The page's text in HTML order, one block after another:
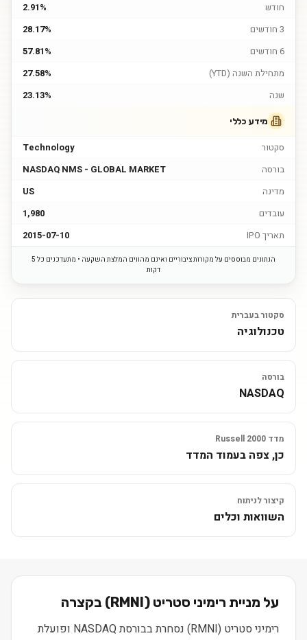
חודש
2.91%
3 חודשים
28.17%
6 חודשים
57.81%
מתחילת השנה (YTD)
27.58%
שנה
23.13%
מידע כללי
סקטור
Technology
בורסה
NASDAQ NMS - GLOBAL MARKET
מדינה
US
עובדים
1,980
תאריך IPO
2015-07-10
הנתונים מבוססים על מקורות ציבוריים ואינם מהווים המלצת השקעה • מתעדכנים כל 5
דקות
סקטור בעברית
טכנולוגיה
בורסה
NASDAQ
מדד Russell 2000
כן, צפה בעמוד המדד
קיצור לניתוח
השוואות וכלים
על מניית רימיני סטריט (
RMNI) בקצרה
רימיני סטריט (RMNI) נסחרת בבורסת NASDAQ ופועלת